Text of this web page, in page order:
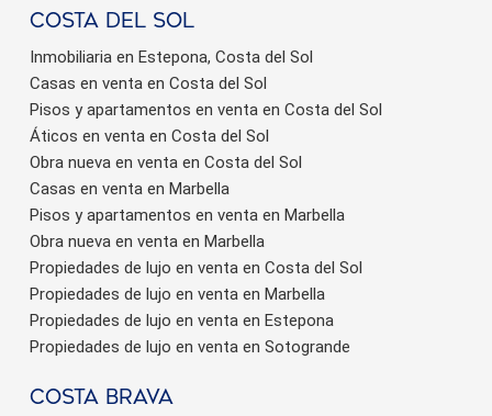
Costa del sol
Inmobiliaria en Estepona, Costa del Sol
Casas en venta en Costa del Sol
Pisos y apartamentos en venta en Costa del Sol
Áticos en venta en Costa del Sol
Obra nueva en venta en Costa del Sol
Casas en venta en Marbella
Pisos y apartamentos en venta en Marbella
Obra nueva en venta en Marbella
Propiedades de lujo en venta en Costa del Sol
Propiedades de lujo en venta en Marbella
Propiedades de lujo en venta en Estepona
Propiedades de lujo en venta en Sotogrande
Costa brava